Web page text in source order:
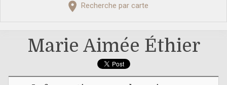
Recherche par carte
Marie Aimée Éthier